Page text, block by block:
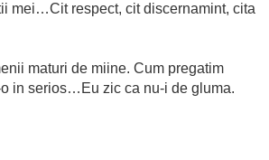
mei…Cit respect, cit discernamint, cita
maturi de miine. Cum pregatim
in serios…Eu zic ca nu-i de gluma.